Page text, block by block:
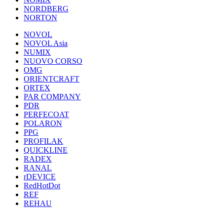
NORDBERG
NORTON
NOVOL
NOVOL Asia
NUMIX
NUOVO CORSO
OMG
ORIENTCRAFT
ORTEX
PAR COMPANY
PDR
PERFECOAT
POLARON
PPG
PROFILAK
QUICKLINE
RADEX
RANAL
rDEVICE
RedHotDot
REF
REHAU